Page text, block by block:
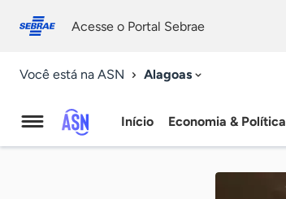
conosco
Acesse o Portal Sebrae
Você está na ASN Alagoas
Agência
Início Economia & Política